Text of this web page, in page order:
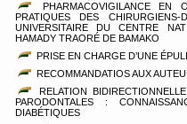
PHARMACOVIGILANCE EN
PRATIQUES DES
UNIVERSITAIRE DU CENTRE
HAMADY TRAORÉ DE BAMAKO
PRISE EN CHARGE D’UNE
RECOMMANDATIOS AUX
RELATION
PARODONTALES :
DIABÉTIQUES